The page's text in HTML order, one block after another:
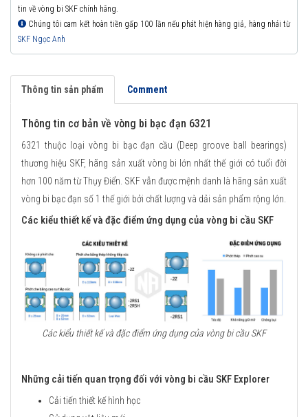
tin về vòng bi SKF chính hãng.
Chúng tôi cam kết hoàn tiền gấp 100 lần nếu phát hiện hàng giả, hàng nhái từ
SKF Ngọc Anh
Thông tin sản phẩm Comment
Thông tin cơ bản về vòng bi bạc đạn 6321
6321 thuộc loại vòng bi bạc đạn cầu (Deep groove ball bearings)
thương hiệu SKF, hãng sản xuất vòng bi lớn nhất thế giới có tuổi đời
hơn 100 năm từ Thụy Điển. SKF vẫn được mệnh danh là hãng sản xuất
vòng bi bạc đạn số 1 thế giới bởi chất lượng và dải sản phẩm rộng lớn.
Các kiểu thiết kế và đặc điểm ứng dụng của vòng bi cầu SKF
Các kiểu thiết kế và đặc điểm ứng dụng của vòng bi cầu SKF
Những cải tiến quan trọng đối với vòng bi cầu SKF Explorer
Cải tiến thiết kế hình học